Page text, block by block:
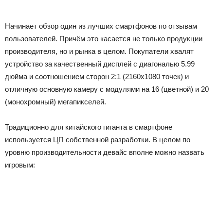
Начинает обзор один из лучших смартфонов по отзывам
пользователей. Причём это касается не только продукции
производителя, но и рынка в целом. Покупатели хвалят
устройство за качественный дисплей с диагональю 5.99
дюйма и соотношением сторон 2:1 (2160х1080 точек) и
отличную основную камеру с модулями на 16 (цветной) и 20
(монохромный) мегапикселей.
Традиционно для китайского гиганта в смартфоне
используется ЦП собственной разработки. В целом по
уровню производительности девайс вполне можно назвать
игровым: